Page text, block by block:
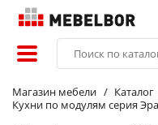
Магазин мебели Каталог
Кухни по модулям серия Эра